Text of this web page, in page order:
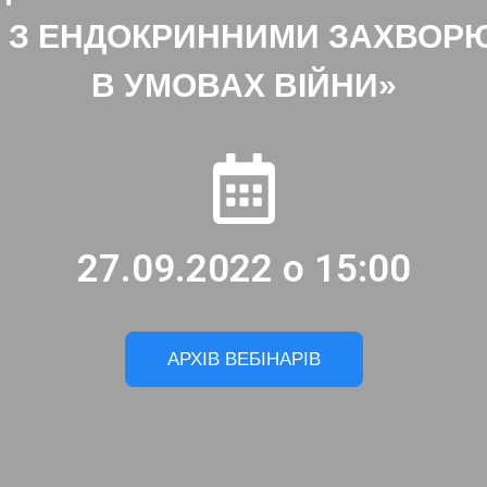
З ЕНДОКРИННИМИ
В УМОВАХ ВІЙНИ»
27.09.2022 о 15:00
АРХІВ ВЕБІНАРІВ